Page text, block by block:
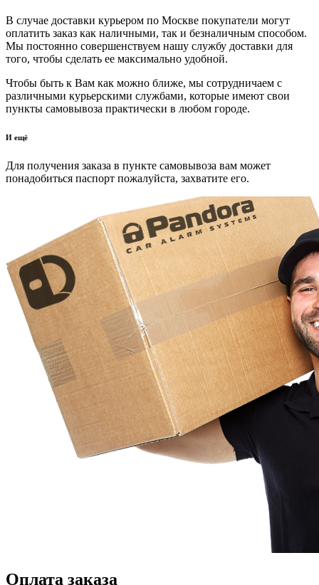
В случае доставки курьером по Москве покупатели могут
оплатить заказ как наличными, так и безналичным способом.
Мы постоянно совершенствуем нашу службу доставки для
того, чтобы сделать ее максимально удобной.
Чтобы быть к Вам как можно ближе, мы сотрудничаем с
различными курьерскими службами, которые имеют свои
пункты самовывоза практически в любом городе.
И ещё
Для получения заказа в пункте самовывоза вам может
понадобиться паспорт пожалуйста, захватите его.
Оплата заказа